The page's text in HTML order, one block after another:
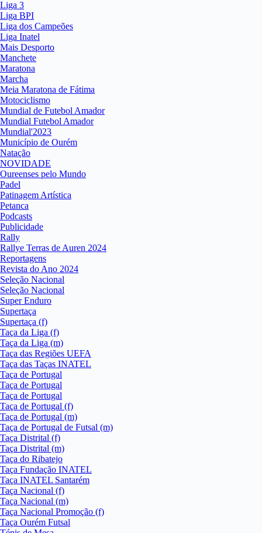
Liga 3
Liga BPI
Liga dos Campeões
Liga Inatel
Mais Desporto
Manchete
Maratona
Marcha
Meia Maratona de Fátima
Motociclismo
Mundial de Futebol Amador
Mundial Futebol Amador
Mundial'2023
Município de Ourém
Natação
NOVIDADE
Oureenses pelo Mundo
Padel
Patinagem Artística
Petanca
Podcasts
Publicidade
Rally
Rallye Terras de Auren 2024
Reportagens
Revista do Ano 2024
Seleção Nacional
Seleção Nacional
Super Enduro
Supertaça
Supertaça (f)
Taça da Liga (f)
Taça da Liga (m)
Taça das Regiões UEFA
Taça das Taças INATEL
Taça de Portugal
Taça de Portugal
Taça de Portugal
Taça de Portugal (f)
Taça de Portugal (m)
Taça de Portugal de Futsal (m)
Taça Distrital (f)
Taça Distrital (m)
Taça do Ribatejo
Taça Fundação INATEL
Taça INATEL Santarém
Taça Nacional (f)
Taça Nacional (m)
Taça Nacional Promoção (f)
Taça Ourém Futsal